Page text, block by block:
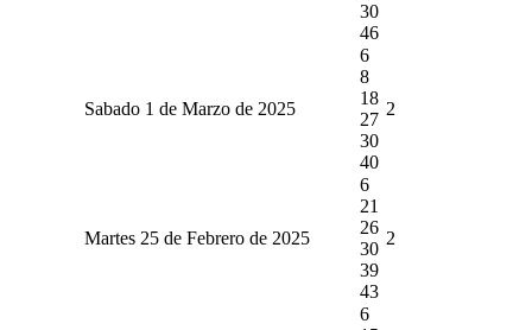
30
46
Sabado 1 de Marzo de 2025
6
8
18
27
30
40
2
Martes 25 de Febrero de 2025
6
21
26
30
39
43
2
6